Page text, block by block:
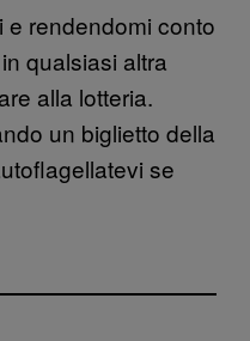
e rendendomi conto
qualsiasi altra
alla lotteria.
un biglietto della
se